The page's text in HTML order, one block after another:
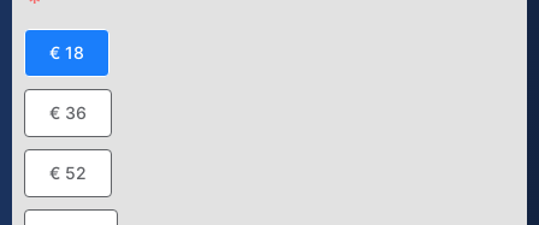
€ 18
€ 36
€ 52